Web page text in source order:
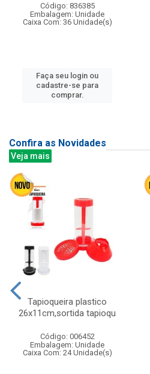
Código: 836385
Embalagem: Unidade
Caixa Com: 36 Unidade(s)
Faça seu login ou
cadastre-se para
comprar.
Confira as Novidades
Veja mais
Tapioqueira plastico
26x11cm,sortida tapioqu
Código: 006452
Embalagem: Unidade
Caixa Com: 24 Unidade(s)